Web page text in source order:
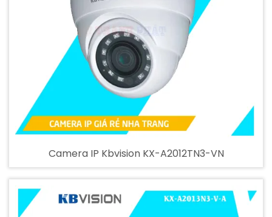
Camera IP Kbvision KX-A2012TN3-VN